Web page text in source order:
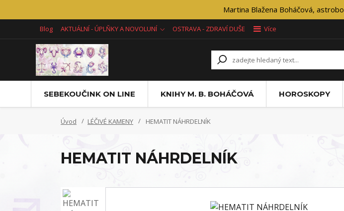
Martina Blažena Boháčová,
Blog AKTUÁLNÍ - ÚPLŇKY A NOVOLUNÍ OSTRAVA - ZDRAVÍ DUŠE Více
SEBEKOUČINK ON LINE KNIHY M. B. BOHÁČOVÁ HOROSKOPY
Úvod LÉČIVÉ KAMENY HEMATIT NÁHRDELNÍK
HEMATIT NÁHRDELNÍK